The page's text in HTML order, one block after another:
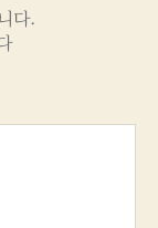
다.